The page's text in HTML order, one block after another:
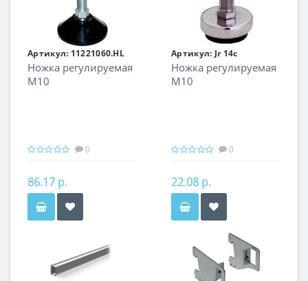
Артикул: 11221060.HL
Ножка регулируемая
М10
0
86.17 р.
Артикул:Jr 14с
Ножка регулируемая
М10
0
22.08 р.